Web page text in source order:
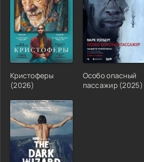
Кристоферы
(2026)
Особо опасный
пассажир (2025)